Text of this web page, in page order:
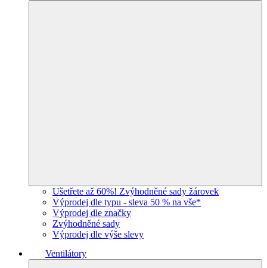
Ušetřete až 60%! Zvýhodněné sady žárovek
Výprodej dle typu - sleva 50 % na vše*
Výprodej dle značky
Zvýhodněné sady
Výprodej dle výše slevy
Ventilátory